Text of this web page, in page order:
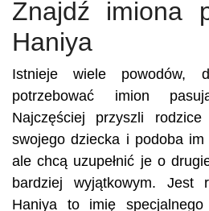
Znajdź imiona
Haniya
Istnieje wiele powodów,
potrzebować imion
Najczęściej przyszli
swojego dziecka i podoba
ale chcą uzupełnić je o
bardziej wyjątkowym. Jest
Haniya to imię